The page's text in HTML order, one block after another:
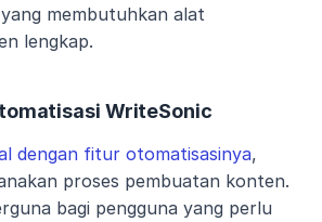
membutuhkan alat
lengkap.
WriteSonic
dengan fitur otomatisasinya,
proses pembuatan konten.
bagi pengguna yang perlu